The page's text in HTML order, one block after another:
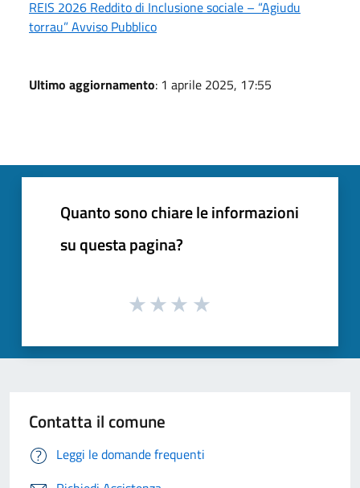
REIS 2026 Reddito di Inclusione sociale – “Agiudu
torrau” Avviso Pubblico
Ultimo aggiornamento: 1 aprile 2025, 17:55
Quanto sono chiare le informazioni
su questa pagina?
Contatta il comune
Leggi le domande frequenti